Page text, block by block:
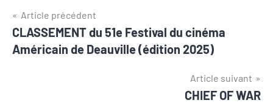
Navigation
de
Article précédent
CLASSEMENT du 51e Festival du cinéma
Américain de Deauville (édition 2025)
Article suivant
CHIEF OF WAR